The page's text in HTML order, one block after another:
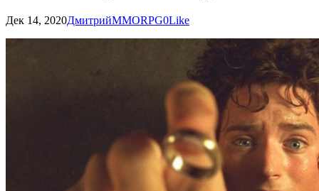
Дек 14, 2020ДмитрийMMORPG0Like